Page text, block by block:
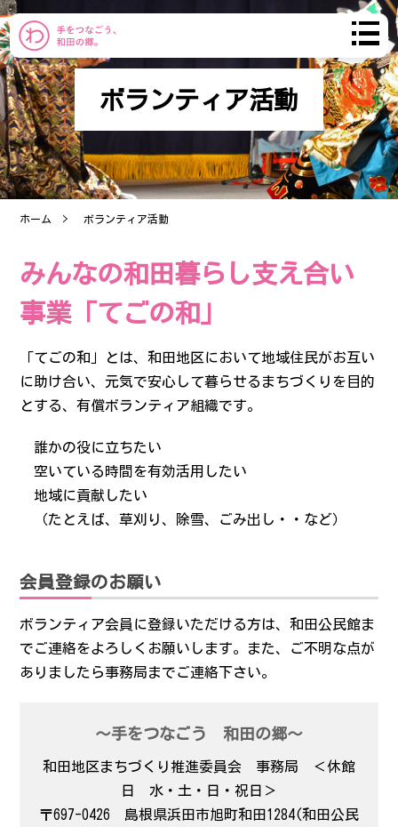
わだのまち
まちづくり
おしらせ
コミュニティ
産直市
ブログ
サイトポリシー
ボランティア活動
ホーム ボランティア活動
みんなの和田暮らし支え合い
事業「てごの和」
「てごの和」とは、和田地区において地域住民がお互い
に助け合い、元気で安心して暮らせるまちづくりを目的
とする、有償ボランティア組織です。
誰かの役に立ちたい
空いている時間を有効活用したい
地域に貢献したい
（たとえば、草刈り、除雪、ごみ出し・・など）
会員登録のお願い
ボランティア会員に登録いただける方は、和田公民館ま
でご連絡をよろしくお願いします。また、ご不明な点が
ありましたら事務局までご連絡下さい。
～手をつなごう 和田の郷～
和田地区まちづくり推進委員会 事務局 ＜休館
日 水・土・日・祝日＞
〒697-0426 島根県浜田市旭町和田1284(和田公民